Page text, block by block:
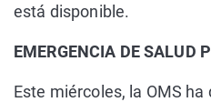
está disponible.
EMERGENCIA DE SALUD
Este miércoles, la OMS